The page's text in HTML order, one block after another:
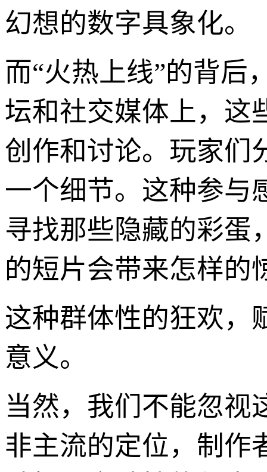
幻想的数字具象化。
而“火热上线”的背后
坛和社交媒体上，这
创作和讨论。玩家们
一个细节。这种参与
寻找那些隐藏的彩蛋
的短片会带来怎样的
这种群体性的狂欢，
意义。
当然，我们不能忽视
非主流的定位，制作